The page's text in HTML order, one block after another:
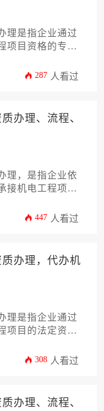
理是指企业通过
项目资格的专业
进入中亚建筑市
287 人看过
办理、流程、
理，是指企业依
接机电工程项目
节，是进入该国
447 人看过
办理，代办机
理是指企业通过
项目的法定资
的跨国资质审批
308 人看过
办理、流程、